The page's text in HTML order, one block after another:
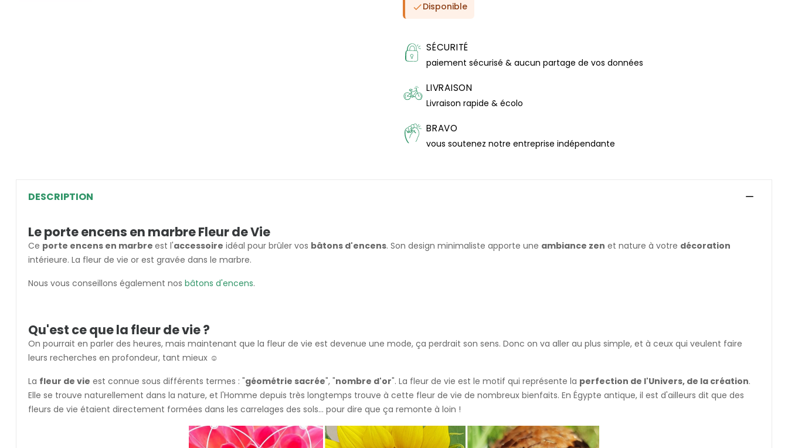
Disponible
SÉCURITÉ
paiement sécurisé & aucun partage de vos données
LIVRAISON
Livraison rapide & écolo
BRAVO
vous soutenez notre entreprise indépendante
DESCRIPTION
Le porte encens en marbre Fleur de Vie
Ce porte encens en marbre est l'accessoire idéal pour brûler vos bâtons d'encens. Son design minimaliste apporte une ambiance zen et nature à votre décoration
intérieure. La fleur de vie or est gravée dans le marbre.
Nous vous conseillons également nos bâtons d'encens.
Qu'est ce que la fleur de vie ?
On pourrait en parler des heures, mais maintenant que la fleur de vie est devenue une mode, ça perdrait son sens. Donc on va aller au plus simple, et à ceux qui veulent faire
leurs recherches en profondeur, tant mieux ☺️
La fleur de vie est connue sous différents termes : "géométrie sacrée", "nombre d'or". La fleur de vie est le motif qui représente la perfection de l'Univers, de la création.
Elle se trouve naturellement dans la nature, et l'Homme depuis très longtemps trouve à cette fleur de vie de nombreux bienfaits. En Égypte antique, il est d'ailleurs dit que des
fleurs de vie étaient directement formées dans les carrelages des sols... pour dire que ça remonte à loin !